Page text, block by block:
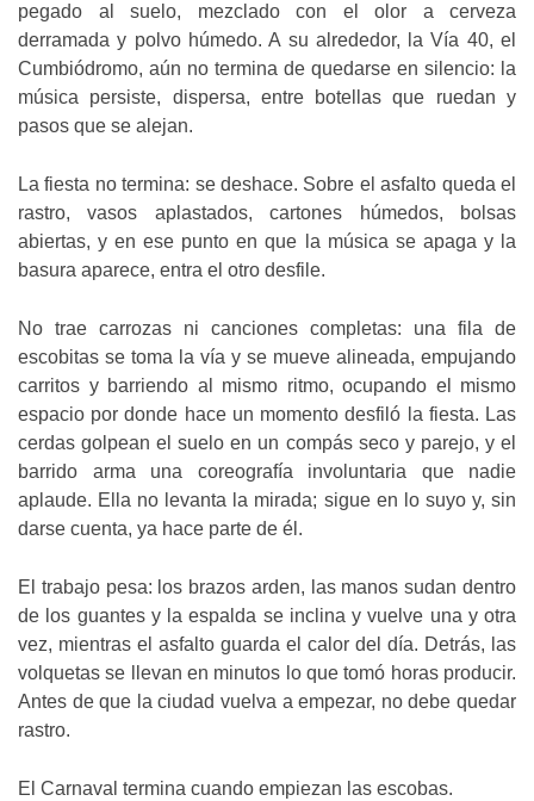
pegado al suelo, mezclado con el olor a cerveza
derramada y polvo húmedo. A su alrededor, la Vía 40, el
Cumbiódromo, aún no termina de quedarse en silencio: la
música persiste, dispersa, entre botellas que ruedan y
pasos que se alejan.
La fiesta no termina: se deshace. Sobre el asfalto queda el
rastro, vasos aplastados, cartones húmedos, bolsas
abiertas, y en ese punto en que la música se apaga y la
basura aparece, entra el otro desfile.
No trae carrozas ni canciones completas: una fila de
escobitas se toma la vía y se mueve alineada, empujando
carritos y barriendo al mismo ritmo, ocupando el mismo
espacio por donde hace un momento desfiló la fiesta. Las
cerdas golpean el suelo en un compás seco y parejo, y el
barrido arma una coreografía involuntaria que nadie
aplaude. Ella no levanta la mirada; sigue en lo suyo y, sin
darse cuenta, ya hace parte de él.
El trabajo pesa: los brazos arden, las manos sudan dentro
de los guantes y la espalda se inclina y vuelve una y otra
vez, mientras el asfalto guarda el calor del día. Detrás, las
volquetas se llevan en minutos lo que tomó horas producir.
Antes de que la ciudad vuelva a empezar, no debe quedar
rastro.
El Carnaval termina cuando empiezan las escobas.